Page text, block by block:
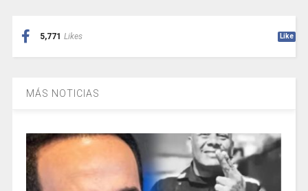
5,771 Likes Like
MÁS NOTICIAS